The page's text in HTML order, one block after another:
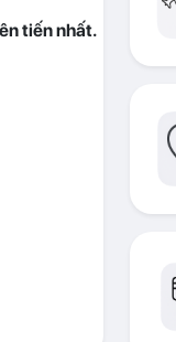
tiến nhất.